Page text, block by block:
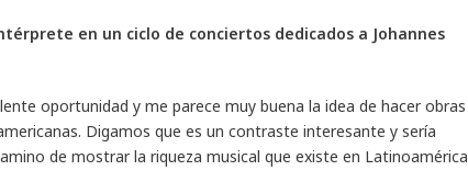
en un ciclo de conciertos dedicados a Johannes
oportunidad y me parece muy buena la idea de hacer obras
Digamos que es un contraste interesante y sería
de mostrar la riqueza musical que existe en Latinoamérica